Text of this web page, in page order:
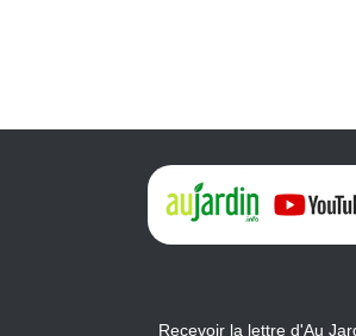
Recevoir la lettre d'Au